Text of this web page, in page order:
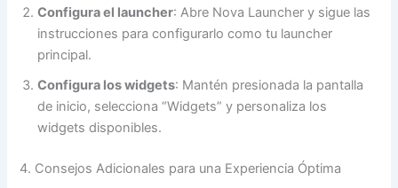
Configura el launcher: Abre Nova Launcher y sigue las
instrucciones para configurarlo como tu launcher
principal.
Configura los widgets: Mantén presionada la pantalla
de inicio, selecciona “Widgets” y personaliza los
widgets disponibles.
4. Consejos Adicionales para una Experiencia Óptima